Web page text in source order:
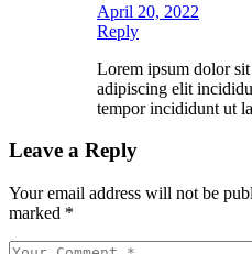
April 20, 2022
Reply
Lorem ipsum dolor sit
adipiscing elit
tempor incididunt ut
Leave a Reply
Your email address will not be
marked *